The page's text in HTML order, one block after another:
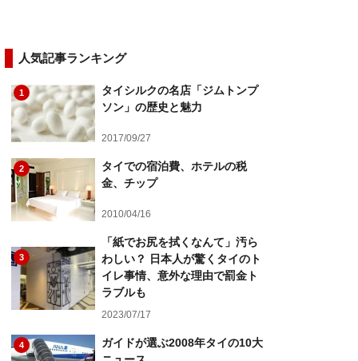
人気記事ランキング
1
タイシルクの名店「ジムトンプ
ソン」の歴史と魅力
2017/09/27
2
タイでの宿泊費、ホテルの税
金、チップ
2010/04/16
3
「紙でお尻を拭くなんて」汚ら
わしい？ 日本人が驚くタイのト
イレ事情、意外な理由で罰金ト
ラブルも
2023/07/17
4
ガイドが選ぶ2008年タイの10大